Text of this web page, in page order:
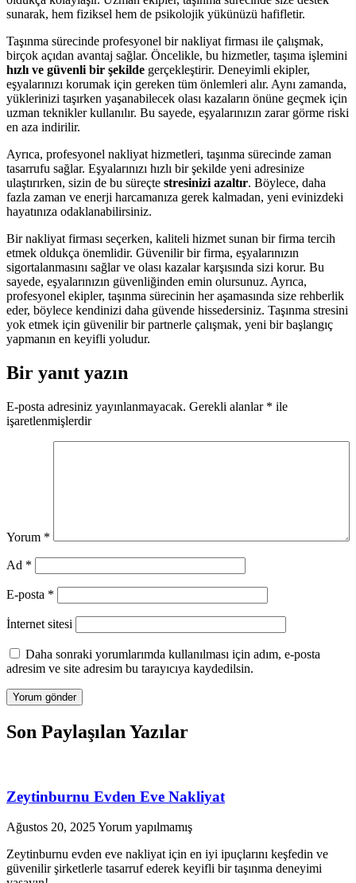
sunarak, hem fiziksel hem de psikolojik yükünüzü hafifletir.
Taşınma sürecinde profesyonel bir nakliyat firması ile çalışmak,
birçok açıdan avantaj sağlar. Öncelikle, bu hizmetler, taşıma işlemini
hızlı ve güvenli bir şekilde gerçekleştirir. Deneyimli ekipler,
eşyalarınızı korumak için gereken tüm önlemleri alır. Aynı zamanda,
yüklerinizi taşırken yaşanabilecek olası kazaların önüne geçmek için
uzman teknikler kullanılır. Bu sayede, eşyalarınızın zarar görme riski
en aza indirilir.
Ayrıca, profesyonel nakliyat hizmetleri, taşınma sürecinde zaman
tasarrufu sağlar. Eşyalarınızı hızlı bir şekilde yeni adresinize
ulaştırırken, sizin de bu süreçte stresinizi azaltır. Böylece, daha
fazla zaman ve enerji harcamanıza gerek kalmadan, yeni evinizdeki
hayatınıza odaklanabilirsiniz.
Bir nakliyat firması seçerken, kaliteli hizmet sunan bir firma tercih
etmek oldukça önemlidir. Güvenilir bir firma, eşyalarınızın
sigortalanmasını sağlar ve olası kazalar karşısında sizi korur. Bu
sayede, eşyalarınızın güvenliğinden emin olursunuz. Ayrıca,
profesyonel ekipler, taşınma sürecinin her aşamasında size rehberlik
eder, böylece kendinizi daha güvende hissedersiniz. Taşınma stresini
yok etmek için güvenilir bir partnerle çalışmak, yeni bir başlangıç
yapmanın en keyifli yoludur.
Bir yanıt yazın
E-posta adresiniz yayınlanmayacak. Gerekli alanlar * ile
işaretlenmişlerdir
Yorum *
Ad *
E-posta *
İnternet sitesi
Daha sonraki yorumlarımda kullanılması için adım, e-posta
adresim ve site adresim bu tarayıcıya kaydedilsin.
Son Paylaşılan Yazılar
Zeytinburnu Evden Eve Nakliyat
Ağustos 20, 2025Yorum yapılmamış
Zeytinburnu evden eve nakliyat için en iyi ipuçlarını keşfedin ve
güvenilir şirketlerle tasarruf ederek keyifli bir taşınma deneyimi